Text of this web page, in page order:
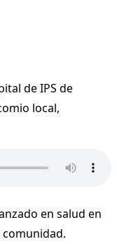
de IPS de
local,
en salud en